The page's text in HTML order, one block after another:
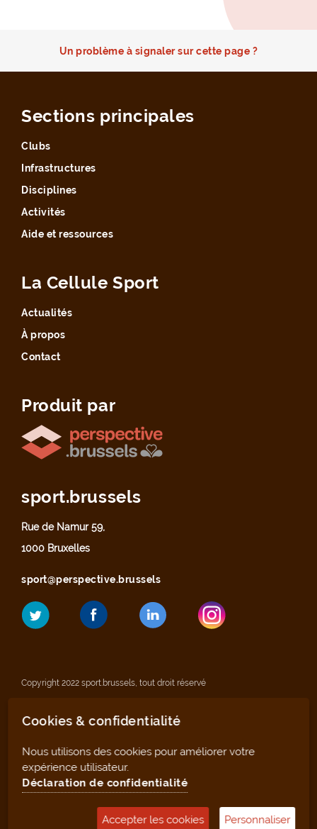
Un problème à signaler sur cette page ?
Sections principales
Clubs
Infrastructures
Disciplines
Activités
Aide et ressources
La Cellule Sport
Actualités
À propos
Contact
Produit par
sport.brussels
Rue de Namur 59,
1000 Bruxelles
sport@perspective.brussels
Copyright 2022 sport.brussels, tout droit réservé
Mentions légales
Déclaration de confidentialité
Plan du site
Cookies & confidentialité
Nous utilisons des cookies pour améliorer votre
expérience utilisateur.
Déclaration de confidentialité
Accepter les cookies Personnaliser